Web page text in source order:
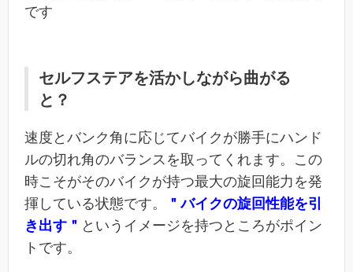
です
セルフステアを活かしながら曲がる
と？
速度とバンク角に応じてバイクが勝手にハンド
ルの切れ角のバランスを取ってくれます。この
時こそがそのバイクが持つ最大の旋回能力を発
揮している状態です。
＂バイクの旋回性能を引
き出す＂ というイメージを持つところがポイン
トです。